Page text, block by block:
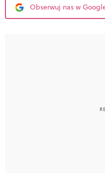
Obserwuj nas w